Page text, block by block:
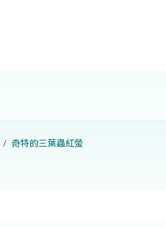
奇特的三葉蟲紅螢